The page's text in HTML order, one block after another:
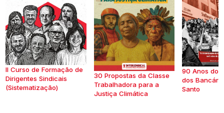
II Curso de Formação de
Dirigentes Sindicais
(Sistematização)
30 Propostas da Classe
Trabalhadora para a
Justiça Climática
90 Anos do
dos
Santo